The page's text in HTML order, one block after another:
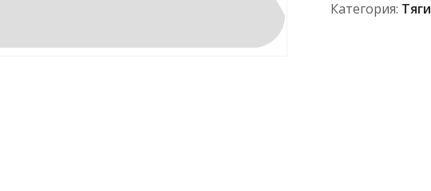
Категория: Тяги